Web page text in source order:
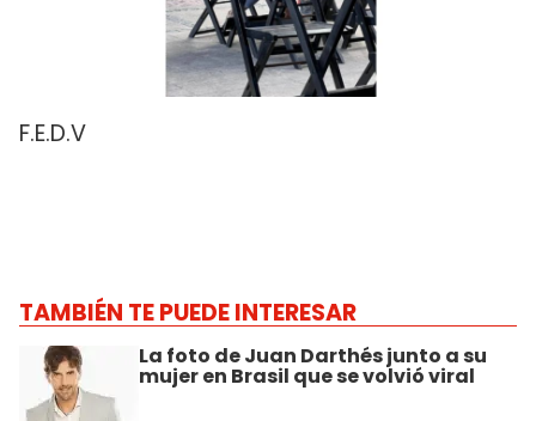
F.E.D.V
TAMBIÉN TE PUEDE INTERESAR
La foto de Juan Darthés junto a su
mujer en Brasil que se volvió viral